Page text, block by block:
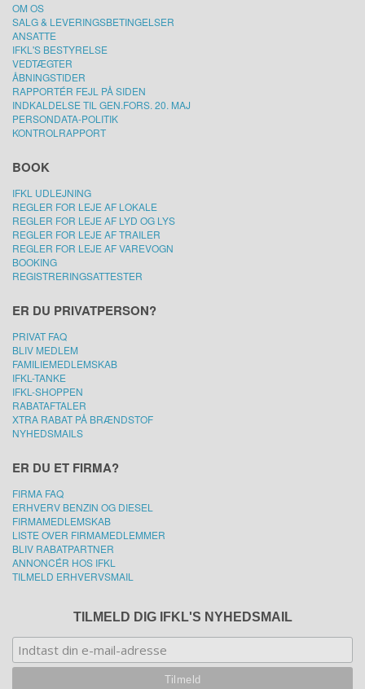
OM OS
SALG & LEVERINGSBETINGELSER
ANSATTE
IFKL'S BESTYRELSE
VEDTÆGTER
ÅBNINGSTIDER
RAPPORTÉR FEJL PÅ SIDEN
INDKALDELSE TIL GEN.FORS. 20. MAJ
PERSONDATA-POLITIK
KONTROLRAPPORT
BOOK
IFKL UDLEJNING
REGLER FOR LEJE AF LOKALE
REGLER FOR LEJE AF LYD OG LYS
REGLER FOR LEJE AF TRAILER
REGLER FOR LEJE AF VAREVOGN
BOOKING
REGISTRERINGSATTESTER
ER DU PRIVATPERSON?
PRIVAT FAQ
BLIV MEDLEM
FAMILIEMEDLEMSKAB
IFKL-TANKE
IFKL-SHOPPEN
RABATAFTALER
XTRA RABAT PÅ BRÆNDSTOF
NYHEDSMAILS
ER DU ET FIRMA?
FIRMA FAQ
ERHVERV BENZIN OG DIESEL
FIRMAMEDLEMSKAB
LISTE OVER FIRMAMEDLEMMER
BLIV RABATPARTNER
ANNONCÉR HOS IFKL
TILMELD ERHVERVSMAIL
TILMELD DIG IFKL'S NYHEDSMAIL